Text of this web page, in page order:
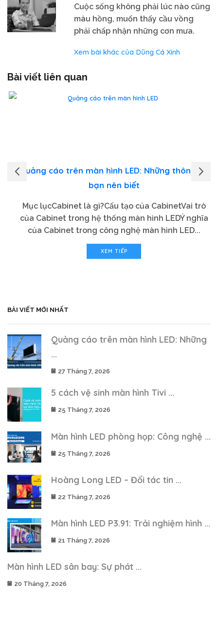
Cuộc sống không phải lúc nào cũng
màu hồng, muốn thấy cầu vồng
phải chấp nhận những cơn mưa.
Xem bài khác của Dũng Cá Xinh
Bài viết liên quan
Quảng cáo trên màn hình LED: Những thông tin
bạn nên biết
Mục lụcCabinet là gì?Cấu tạo của CabinetVai trò
của Cabinet trong hệ thống màn hình LEDÝ nghĩa
của Cabinet trong công nghệ màn hình LED...
XEM TIẾP
BÀI VIẾT MỚI NHẤT
Quảng cáo trên màn hình LED: Những
...
27 Tháng 7, 2026
5 cách vệ sinh màn hình Tivi ...
25 Tháng 7, 2026
Màn hình LED phòng họp: Công nghệ ...
25 Tháng 7, 2026
Hoàng Long LED – Đối tác tin ...
22 Tháng 7, 2026
Màn hình LED P3.91: Trải nghiệm hình ...
21 Tháng 7, 2026
Màn hình LED sân bay: Sự phát ...
20 Tháng 7, 2026